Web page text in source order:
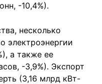
-10,4%).
несколько
электроэнергии
а также ее
-3,9%). Экспорт
(3,16 млрд кВт-